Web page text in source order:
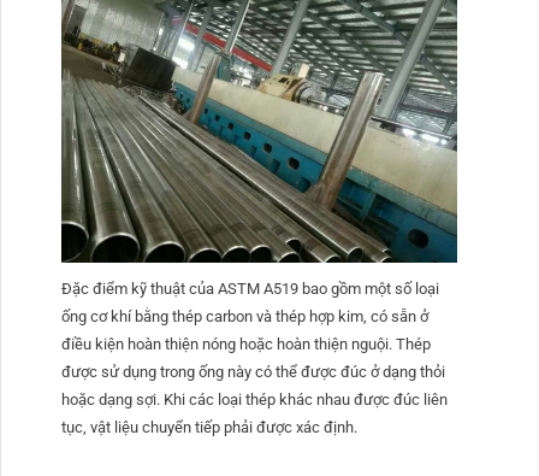
Đặc điểm kỹ thuật của ASTM A519 bao gồm một số loại
ống cơ khí bằng thép carbon và thép hợp kim, có sẵn ở
điều kiện hoàn thiện nóng hoặc hoàn thiện nguội. Thép
được sử dụng trong ống này có thể được đúc ở dạng thỏi
hoặc dạng sợi. Khi các loại thép khác nhau được đúc liên
tục, vật liệu chuyển tiếp phải được xác định.